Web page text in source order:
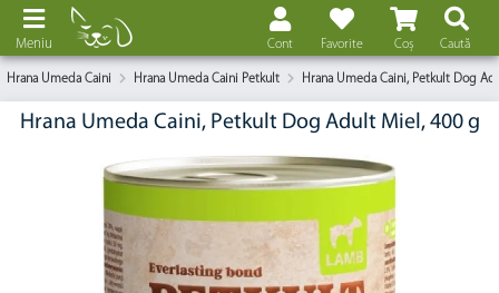
Coș
Favorite
Cont Caută
Meniu
Hrana Umeda Caini Hrana Umeda Caini Petkult Hrana Umeda Caini, Petkult Dog
Hrana Umeda Caini, Petkult Dog Adult Miel, 400 g